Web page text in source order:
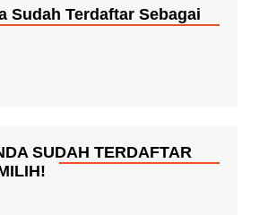
Sudah Terdaftar Sebagai
SUDAH TERDAFTAR